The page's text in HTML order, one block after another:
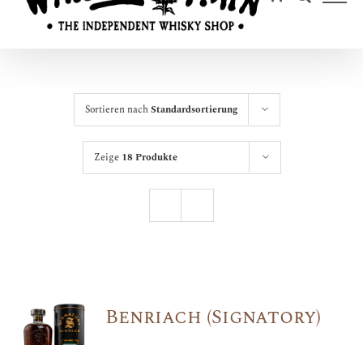
Sortieren nachStandardsortierung
Zeige 18 Produkte
Benriach (Signatory)